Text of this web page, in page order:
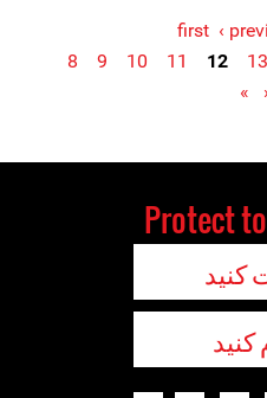
‹
8
9 10 11 12 13
›
Protect
کنید
کنید